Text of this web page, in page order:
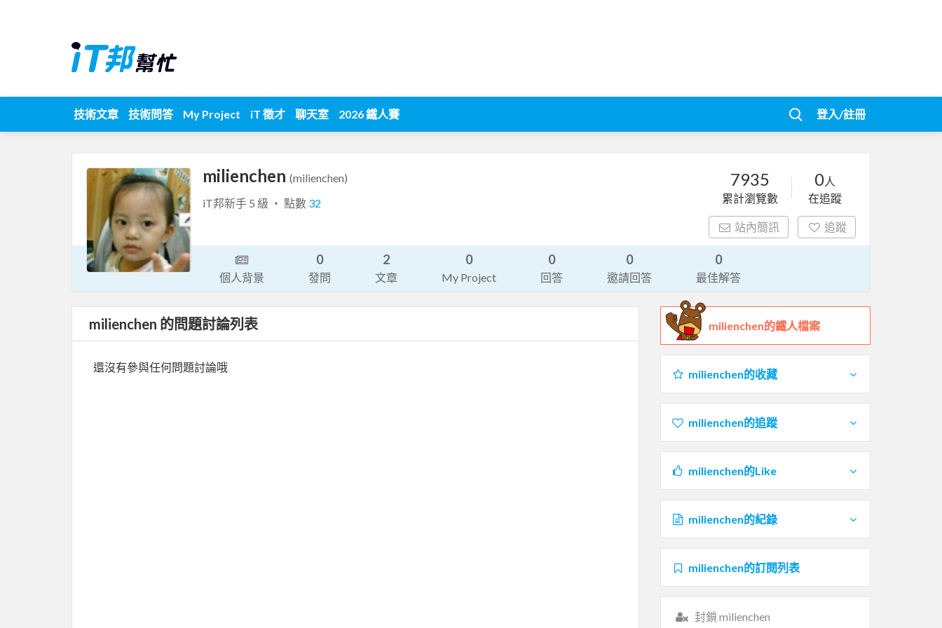
技術文章 技術問答 My Project iT 徵才 聊天室 2026 鐵人賽 登入/註冊
milienchen (milienchen)
iT邦新手 5 級 ‧ 點數 32
7935
累計瀏覽數
0人
在追蹤
站內簡訊 追蹤
個人背景
0
發問
2
文章
0
My Project
0
回答
0
邀請回答
0
最佳解答
milienchen 的問題討論列表
還沒有參與任何問題討論哦
milienchen的鐵人檔案
milienchen的收藏
milienchen的追蹤
milienchen的Like
milienchen的紀錄
milienchen的訂閱列表
封鎖 milienchen